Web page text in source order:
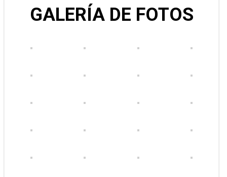
GALERÍA DE FOTOS